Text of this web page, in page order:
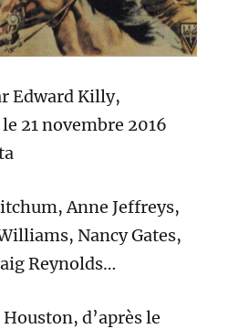
Edward Killy,
le 21 novembre 2016
Anne Jeffreys,
Nancy Gates,
Reynolds…
, d’après le